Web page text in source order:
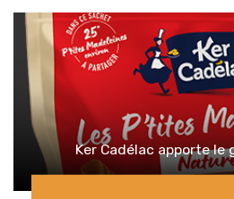
Ker Cadélac apporte